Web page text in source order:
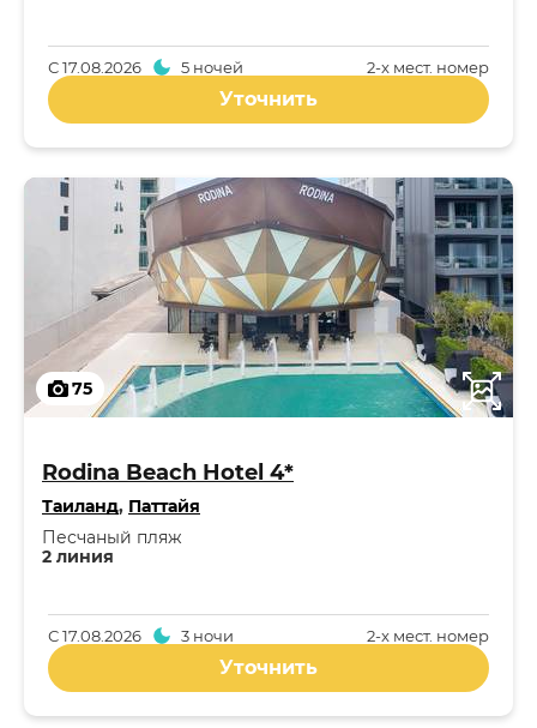
2-x мест. номер
С17.08.2026 5 ночей
Уточнить
75
Rodina Beach Hotel 4*
Таиланд, Паттайя
2 линия
Песчаный пляж
2-x мест. номер
С17.08.2026 3 ночи
Уточнить